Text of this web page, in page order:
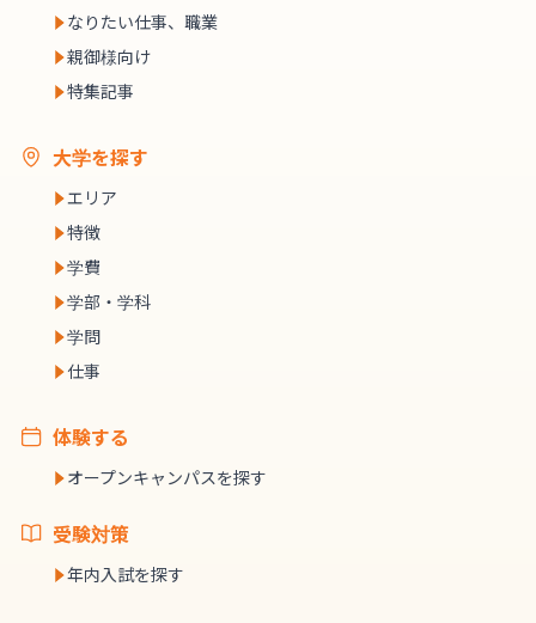
なりたい仕事、職業
親御様向け
特集記事
大学を探す
エリア
特徴
学費
学部・学科
学問
仕事
体験する
オープンキャンパスを探す
受験対策
年内入試を探す